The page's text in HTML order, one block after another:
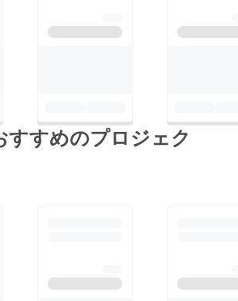
デットとは
わりといつ
ｉｃｏ作品
Ｃ①巻 ＰＲ
込みの方に
ーン品に含ま
で当たり前
けつつより
すすめのプロジェク